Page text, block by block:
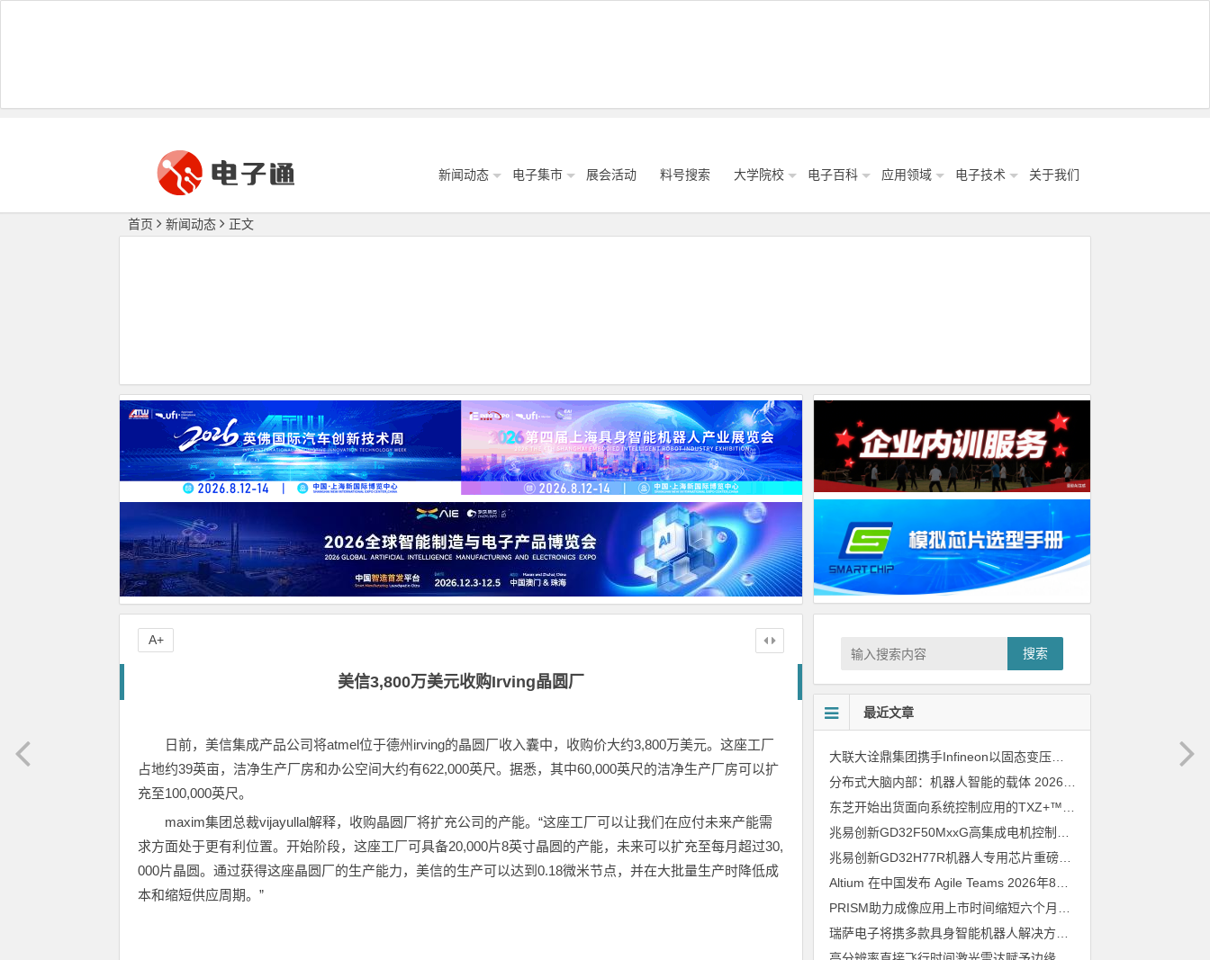
新闻动态 电子集市 展会活动 料号搜索 大学院校 电子百科 应用领域 电子技术 关于我们
首页 新闻动态 正文
美信3,800万美元收购Irving晶圆厂
日前，美信集成产品公司将atmel位于德州irving的晶圆厂收入囊中，收购价大约3,800万美元。这座工厂
占地约39英亩，洁净生产厂房和办公空间大约有622,000英尺。据悉，其中60,000英尺的洁净生产厂房可以扩
充至100,000英尺。
maxim集团总裁vijayullal解释，收购晶圆厂将扩充公司的产能。“这座工厂可以让我们在应付未来产能需
求方面处于更有利位置。开始阶段，这座工厂可具备20,000片8英寸晶圆的产能，未来可以扩充至每月超过30,
000片晶圆。通过获得这座晶圆厂的生产能力，美信的生产可以达到0.18微米节点，并在大批量生产时降低成
本和缩短供应周期。”
A+
搜索
最近文章
大联大诠鼎集团携手Infineon以固态变压器重构配电效率新标杆
分布式大脑内部：机器人智能的载体 2026年8月6日
兆易创新GD32H77R机器人专用芯片重磅亮相，精准赋能伺服驱动与关节控制
Altium 在中国发布 Agile Teams 2026年8月6日